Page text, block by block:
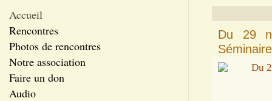
Accueil
Rencontres
Photos de rencontres
Notre association
Faire un don
Audio
Du 29